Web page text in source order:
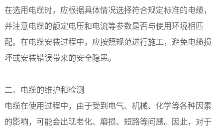
在选用电缆时，应根据具体情况选择符合规定标准的电缆，
并注意电缆的额定电压和电流等参数是否与使用环境相匹
配。在电缆安装过程中，应按照规范进行施工，避免电缆损
坏或安装错误带来的安全隐患。
二、电缆的维护和检测
电缆在使用过程中，由于受到电气、机械、化学等各种因素
的影响，可能会出现老化、磨损、短路等问题。因此，对于